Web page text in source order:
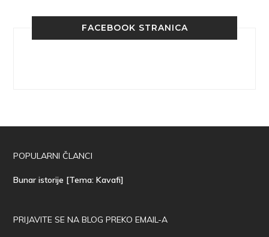
FACEBOOK STRANICA
POPULARNI ČLANCI
Bunar istorije [Tema: Kavafi]
PRIJAVITE SE NA BLOG PREKO EMAIL-A